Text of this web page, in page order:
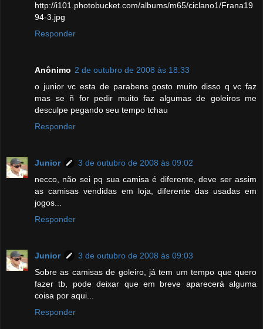
http://i101.photobucket.com/albums/m65/ciclano1/Frana19
94-3.jpg
Responder
Anônimo 2 de outubro de 2008 às 18:33
o junior vc esta de parabens gosto muito disso q vc faz
mas se ñ for pedir muito faz algumas de goleiros me
desculpe pegando seu tempo tchau
Responder
Junior
3 de outubro de 2008 às 09:02
necco, não sei pq sua camisa é diferente, deve ser assim
as camisas vendidas em loja, diferente das usadas em
jogos...
Responder
Junior
3 de outubro de 2008 às 09:03
Sobre as camisas de goleiro, já tem um tempo que quero
fazer tb, pode deixar que em breve aparecerá alguma
coisa por aqui...
Responder